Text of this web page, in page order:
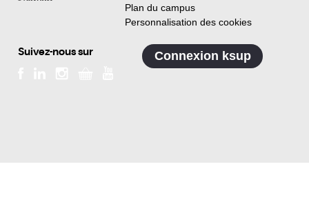
Plan du campus
Personnalisation des cookies
Suivez-nous sur Connexion ksup